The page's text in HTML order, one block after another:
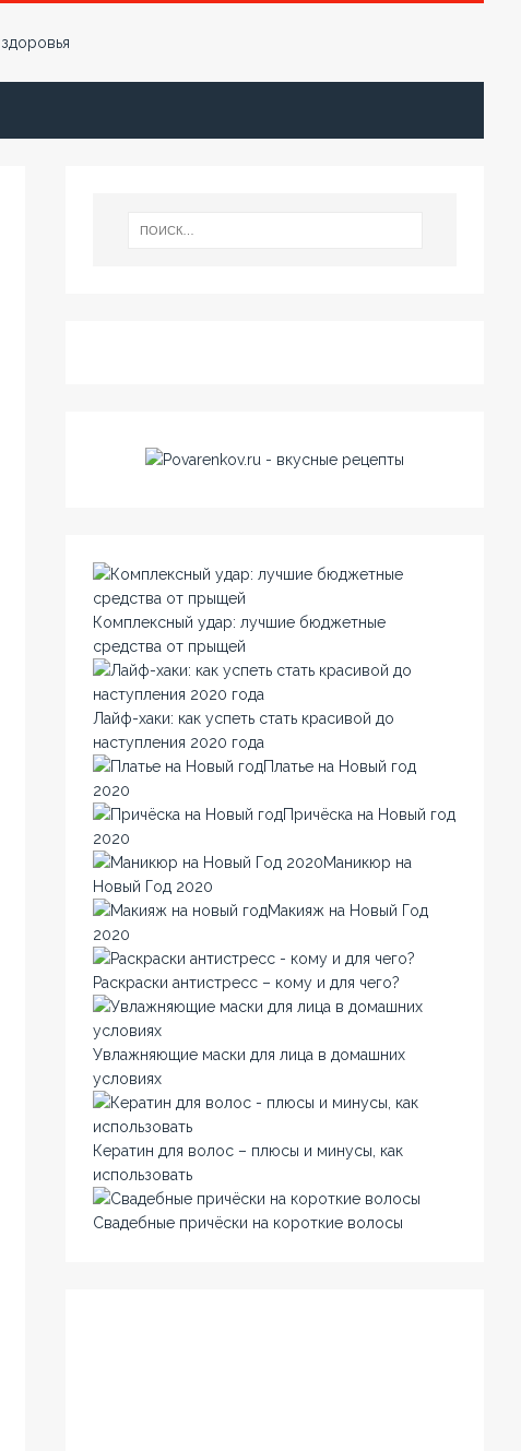
Комплексный удар: лучшие бюджетные
средства от прыщей
Лайф-хаки: как успеть стать красивой до
наступления 2020 года
Платье на Новый год
2020
Причёска на Новый год
2020
Маникюр на
Новый Год 2020
Макияж на Новый Год
2020
Раскраски антистресс – кому и для чего?
Увлажняющие маски для лица в домашних
условиях
Кератин для волос – плюсы и минусы, как
использовать
Свадебные причёски на короткие волосы